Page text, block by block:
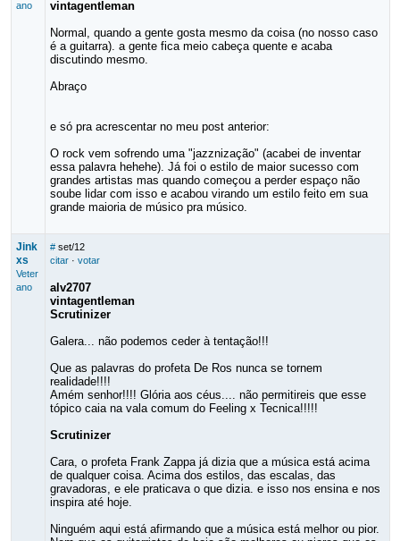
ano
vintagentleman
Normal, quando a gente gosta mesmo da coisa (no nosso caso
é a guitarra). a gente fica meio cabeça quente e acaba
discutindo mesmo.
Abraço
e só pra acrescentar no meu post anterior:
O rock vem sofrendo uma "jazznização" (acabei de inventar
essa palavra hehehe). Já foi o estilo de maior sucesso com
grandes artistas mas quando começou a perder espaço não
soube lidar com isso e acabou virando um estilo feito em sua
grande maioria de músico pra músico.
Jink
xs
Veter
ano
# set/12
citar· votar
alv2707
vintagentleman
Scrutinizer
Galera... não podemos ceder à tentação!!!
Que as palavras do profeta De Ros nunca se tornem
realidade!!!!
Amém senhor!!!! Glória aos céus.... não permitireis que esse
tópico caia na vala comum do Feeling x Tecnica!!!!!
Scrutinizer
Cara, o profeta Frank Zappa já dizia que a música está acima
de qualquer coisa. Acima dos estilos, das escalas, das
gravadoras, e ele praticava o que dizia. e isso nos ensina e nos
inspira até hoje.
Ninguém aqui está afirmando que a música está melhor ou pior.